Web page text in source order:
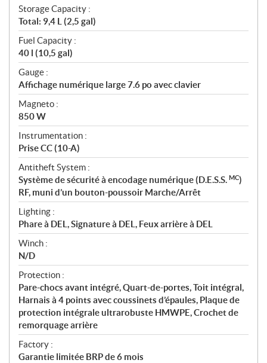
Storage Capacity :
Total: 9,4 L (2,5 gal)
Fuel Capacity :
40 l (10,5 gal)
Gauge :
Affichage numérique large 7.6 po avec clavier
Magneto :
850 W
Instrumentation :
Prise CC (10-A)
Antitheft System :
Système de sécurité à encodage numérique (D.E.S.S. MC)
RF, muni d’un bouton-poussoir Marche/Arrêt
Lighting :
Phare à DEL, Signature à DEL, Feux arrière à DEL
Winch :
N/D
Protection :
Pare-chocs avant intégré, Quart-de-portes, Toit intégral,
Harnais à 4 points avec coussinets d’épaules, Plaque de
protection intégrale ultrarobuste HMWPE, Crochet de
remorquage arrière
Factory :
Garantie limitée BRP de 6 mois